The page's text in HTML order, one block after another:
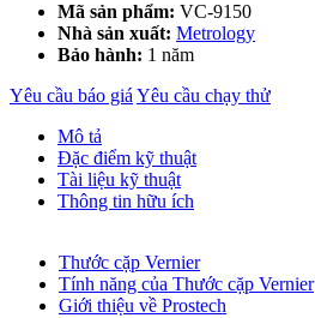
Mã sản phẩm: VC-9150
Nhà sản xuất: Metrology
Bảo hành: 1 năm
Yêu cầu báo giá Yêu cầu chạy thử
Mô tả
Đặc điểm kỹ thuật
Tài liệu kỹ thuật
Thông tin hữu ích
Thước cặp Vernier
Tính năng của Thước cặp Vernier
Giới thiệu về Prostech